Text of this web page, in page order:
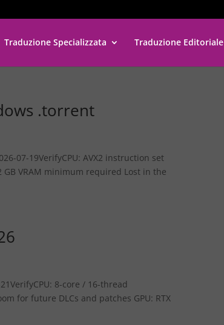
Traduzione Specializzata Traduzione Editoriale
.torrent
07-19VerifyCPU: AVX2 instruction set
GB VRAM minimum required Lost in the
8-core / 16-thread
for future DLCs and patches GPU: RTX